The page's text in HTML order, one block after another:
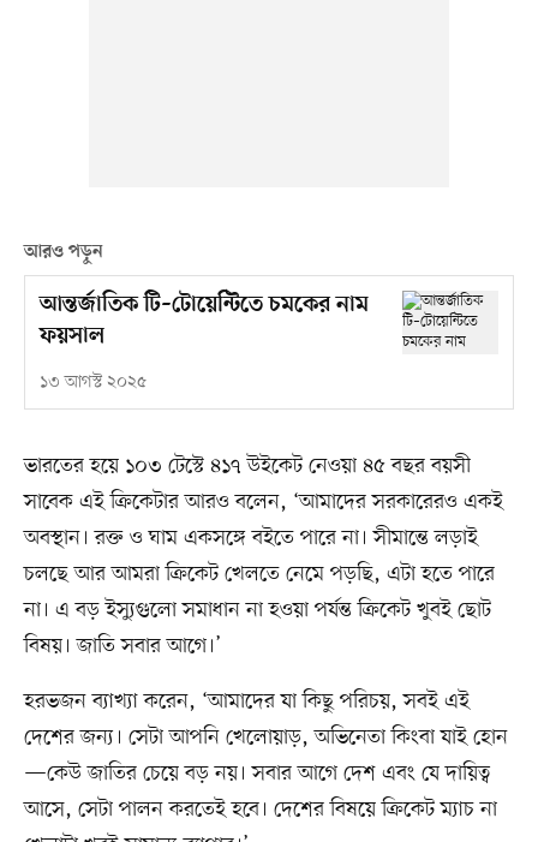
আরও পড়ুন
আন্তর্জাতিক টি–টোয়েন্টিতে চমকের নাম
ফয়সাল
১৩ আগস্ট ২০২৫
ভারতের হয়ে ১০৩ টেস্টে ৪১৭ উইকেট নেওয়া ৪৫ বছর বয়সী
সাবেক এই ক্রিকেটার আরও বলেন, ‘আমাদের সরকারেরও একই
অবস্থান। রক্ত ও ঘাম একসঙ্গে বইতে পারে না। সীমান্তে লড়াই
চলছে আর আমরা ক্রিকেট খেলতে নেমে পড়ছি, এটা হতে পারে
না। এ বড় ইস্যুগুলো সমাধান না হওয়া পর্যন্ত ক্রিকেট খুবই ছোট
বিষয়। জাতি সবার আগে।’
হরভজন ব্যাখ্যা করেন, ‘আমাদের যা কিছু পরিচয়, সবই এই
দেশের জন্য। সেটা আপনি খেলোয়াড়, অভিনেতা কিংবা যাই হোন
—কেউ জাতির চেয়ে বড় নয়। সবার আগে দেশ এবং যে দায়িত্ব
আসে, সেটা পালন করতেই হবে। দেশের বিষয়ে ক্রিকেট ম্যাচ না